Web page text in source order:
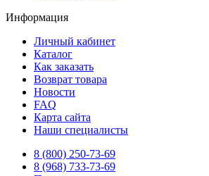
Информация
Личный кабинет
Каталог
Как заказать
Возврат товара
Новости
FAQ
Карта сайта
Наши специалисты
8 (800) 250-73-69
8 (968) 733-73-69